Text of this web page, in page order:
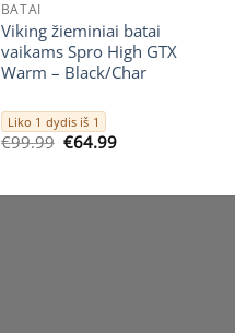
BATAI
Viking žieminiai batai
vaikams Spro High GTX
Warm – Black/Char
Liko 1 dydis iš 1
€99.99 Original
€99.99.
€64.99Current
€64.99.